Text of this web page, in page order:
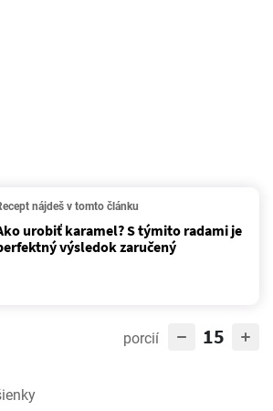
nájdeš v tomto článku
urobiť karamel? S týmito radami je
výsledok zaručený
porcií 15